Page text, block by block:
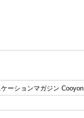
ーションマガジン Cooyon